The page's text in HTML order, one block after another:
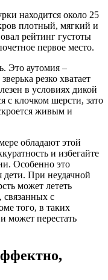
находится около 25
плотный, мягкий и
рейтинг густоты
первое место.
Это аутомия –
резко хватает
в условиях дикой
с клочком шерсти, зато
живым и
обладают этой
и избегайте
Особенно это
дети. При неудачной
может лететь
связанных с
того, в таких
может перестать